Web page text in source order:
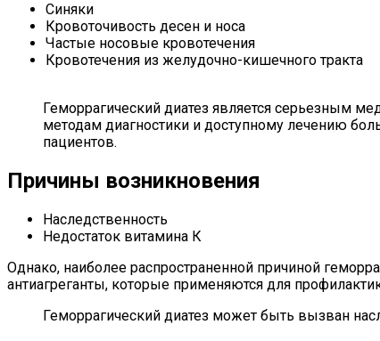
Синяки
Кровоточивость десен и носа
Частые носовые кровотечения
Кровотечения из желудочно-кишечного тракта
Геморрагический диатез является серьезным
методам диагностики и доступному лечению
пациентов.
Причины возникновения
Наследственность
Недостаток витамина К
Однако, наиболее распространенной причиной
антиагреганты, которые применяются для
Геморрагический диатез может быть вызван